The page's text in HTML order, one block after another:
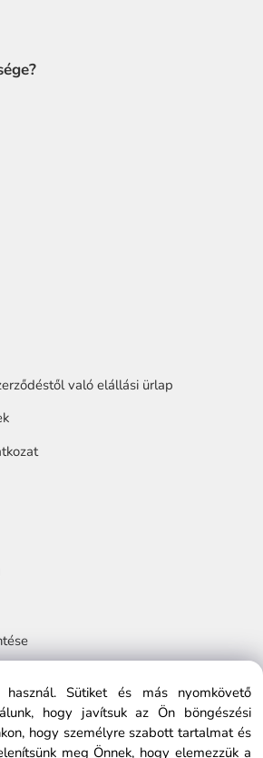
való elállási ürlap
Sütiket és más nyomkövető
hogy javítsuk az Ön böngészési
hogy személyre szabott tartalmat és
meg Önnek, hogy elemezzük a